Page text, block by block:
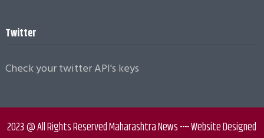
Twitter
Check your twitter API's keys
2023 @ All Rights Reserved Maharashtra News ---- Website Designed